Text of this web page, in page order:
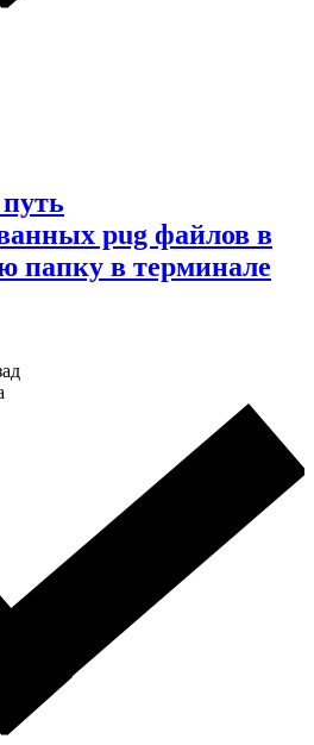
pug файлов в
папку в терминале